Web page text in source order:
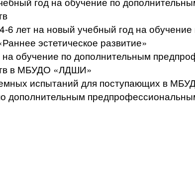
6 лет на новый учебный год на
эстетическое развитие»
обучение по дополнительным
в МБУДО «ЛДШИ»
испытаний для поступающих в
дополнительным